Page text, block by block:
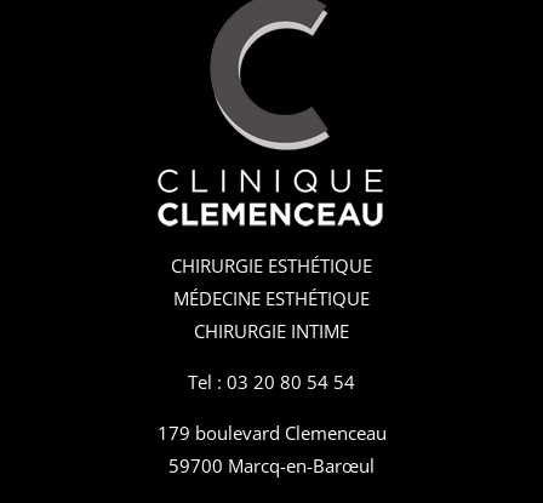
CHIRURGIE ESTHÉTIQUE
MÉDECINE ESTHÉTIQUE
CHIRURGIE INTIME
Tel : 03 20 80 54 54
179 boulevard Clemenceau
59700 Marcq-en-Barœul